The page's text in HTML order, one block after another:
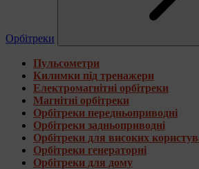
Орбітреки
Пульсометри
Килимки під тренажери
Електромагнітні орбітреки
Магнітні орбітреки
Орбітреки передньоприводні
Орбітреки задньоприводні
Орбітреки для високих
Орбітреки генераторні
Орбітреки для дому